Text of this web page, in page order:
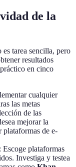
de la
tarea sencilla, pero
resultados
en cinco
cualquier
las metas
de las
mejorar la
plataformas de e-
: Escoge plataformas
Investiga y testea